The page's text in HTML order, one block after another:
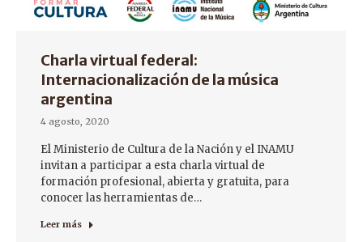
Charla virtual federal:
Internacionalización de la música
argentina
4 agosto, 2020
El Ministerio de Cultura de la Nación y el INAMU
invitan a participar a esta charla virtual de
formación profesional, abierta y gratuita, para
conocer las herramientas de…
Leer más